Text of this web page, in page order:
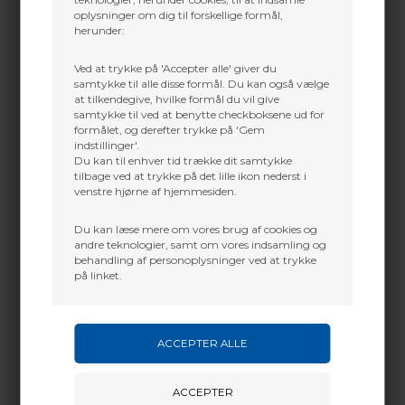
oplysninger om dig til forskellige formål,
herunder:
Ved at trykke på 'Accepter alle' giver du
samtykke til alle disse formål. Du kan også vælge
at tilkendegive, hvilke formål du vil give
samtykke til ved at benytte checkboksene ud for
formålet, og derefter trykke på 'Gem
indstillinger'.
Du kan til enhver tid trække dit samtykke
tilbage ved at trykke på det lille ikon nederst i
venstre hjørne af hjemmesiden.
Du kan læse mere om vores brug af cookies og
andre teknologier, samt om vores indsamling og
behandling af personoplysninger ved at trykke
på linket.
DKK
CLASS 11/32
BOHNING NOCK
CLASS 5/16
EASTON INSERT ALU